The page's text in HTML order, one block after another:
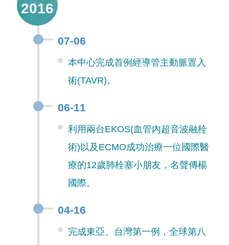
2016
07-06
本中心完成首例經導管主動脈置入
術(TAVR)。
06-11
利用兩台EKOS(血管內超音波融栓
術)以及ECMO成功治療一位國際醫
療的12歲肺栓塞小朋友，名聲傳楊
國際。
04-16
完成東亞、台灣第一例，全球第八